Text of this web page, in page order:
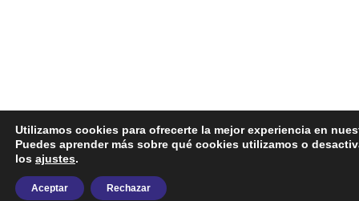
Utilizamos cookies para ofrecerte la mejor experiencia en
Puedes aprender más sobre qué cookies utilizamos o
los ajustes.
Aceptar Rechazar